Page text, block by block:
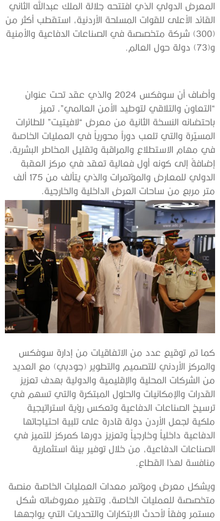
المعرض الدولي الذي افتتحه جلالة الملك عبدالله الثاني
القائد الأعلى للقوات المسلحة الأردنية، استقطب أكثر من
(300) شركة متخصصة في الصناعات الدفاعية والأمنية
و(73) دولة حول العالم.
وأضاف أن سوفكس 2024 والذي عقد تحت عنوان
“التعاون والتلاقي لتوطيد الأمن العالمي”، تميز
باحتضانه النسخة الثانية من معرض “لافيتيت” للطائرات
المسيّرة والتي تلعب دوراً محورياً في العمليات الخاصة
في مهام الاستطلاع والمراقبة وتقليل المخاطر البشرية،
إضافةً إلى كونه أول فعالية تعقد في مركز العقبة
الدولي للمعارض والمؤتمرات والذي يتألف من 175 ألف
متر مربع من ساحات العرض الداخلية والخارجية.
كما تم توقيع عدد من الاتفاقيات من إدارة سوفكس
والمركز الأردني للتصميم والتطوير (جودبي) مع العديد
من الشركات المحلية والإقليمية والدولية بهدف تعزيز
القدرات والإمكانيات والحلول المبتكرة والتي تسهم في
ترسيخ الصناعات الدفاعية وتعكس رؤية استراتيجية
ملكية لجعل الأردن دولة قادرة على تلبية احتياجاتها
الدفاعية داخلياً وخارجياً وتعزيز دورها كمركز للتميز في
الصناعات الدفاعية، من خلال توفير بيئة استثمارية
منافسة لهذا القطاع.
ويشكل معرض ومؤتمر معدات العمليات الخاصة منصة
متخصصة للعمليات الخاصة، وتتغير معروضاته شكل
مستمر وفقاً لأحدث الابتكارات والتحديات التي يواجهها